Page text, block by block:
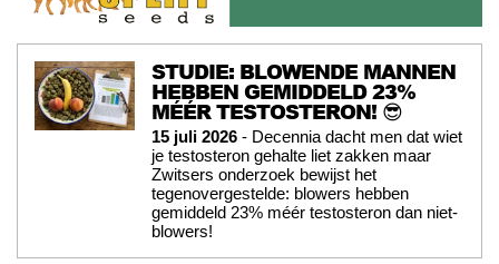
STUDIE: BLOWENDE MANNEN
HEBBEN GEMIDDELD 23%
MÉÉR TESTOSTERON! 😎
15 juli 2026 - Decennia dacht men dat wiet
je testosteron gehalte liet zakken maar
Zwitsers onderzoek bewijst het
tegenovergestelde: blowers hebben
gemiddeld 23% méér testosteron dan niet-
blowers!